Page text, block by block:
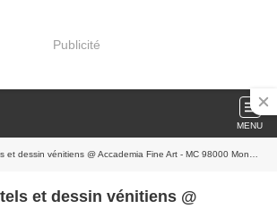
Publicité
MENU
dessin vénitiens @ Accademia Fine Art - MC 98000 Monaco
et dessin vénitiens @